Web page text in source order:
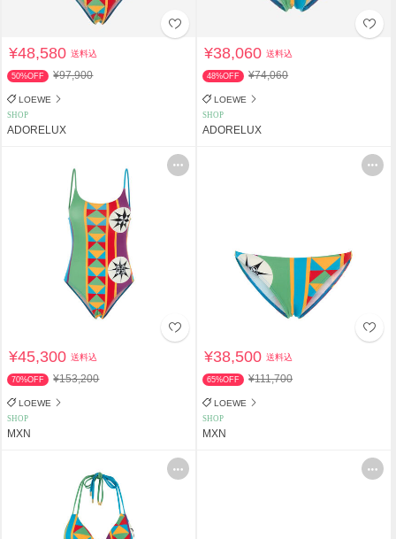
¥48,580送料込
50%OFF ¥97,900
LOEWE
SHOP
ADORELUX
¥38,060送料込
48%OFF ¥74,060
LOEWE
SHOP
ADORELUX
¥45,300送料込
70%OFF ¥153,200
LOEWE
SHOP
MXN
¥38,500送料込
65%OFF ¥111,700
LOEWE
SHOP
MXN